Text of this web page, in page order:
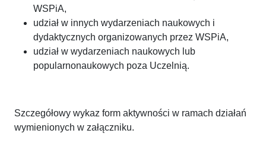
WSPiA,
udział w innych wydarzeniach naukowych i
dydaktycznych organizowanych przez WSPiA,
udział w wydarzeniach naukowych lub
popularnonaukowych poza Uczelnią.
Szczegółowy wykaz form aktywności w ramach działań
wymienionych w załączniku.